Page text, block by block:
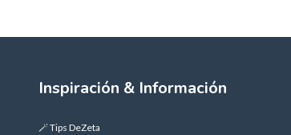
Inspiración & Información
🪄 Tips DeZeta